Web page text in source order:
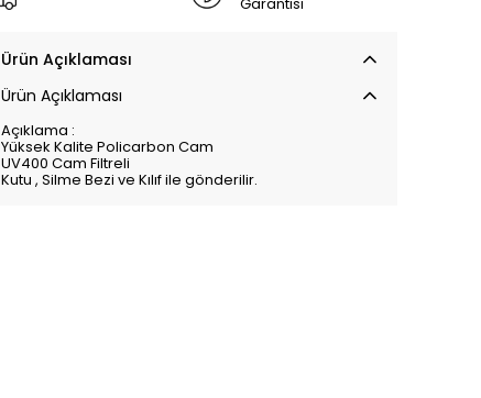
Ürün Açıklaması
Ürün Açıklaması
Açıklama :
Yüksek Kalite Policarbon Cam
UV400 Cam Filtreli
Kutu , Silme Bezi ve Kılıf ile gönderilir.